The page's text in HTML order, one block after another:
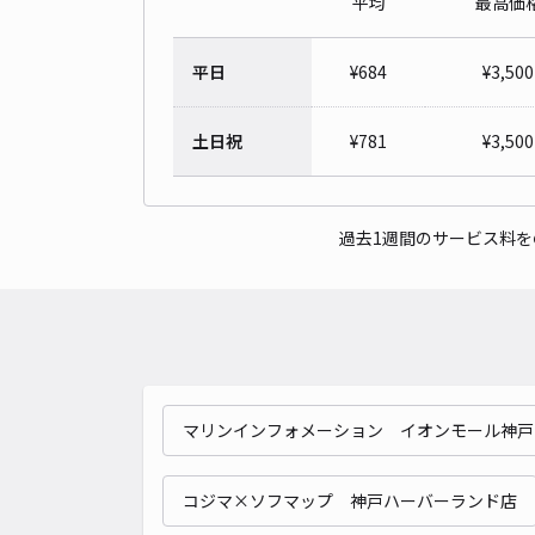
平日 ¥684 ¥3,500
土日祝 ¥781 ¥3,500
過去1週間のサービス料
マリンインフォメーション イオンモール神
コジマ×ソフマップ 神戸ハーバーランド店